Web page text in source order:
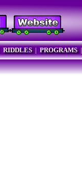
RIDDLES| PROGRAMS|